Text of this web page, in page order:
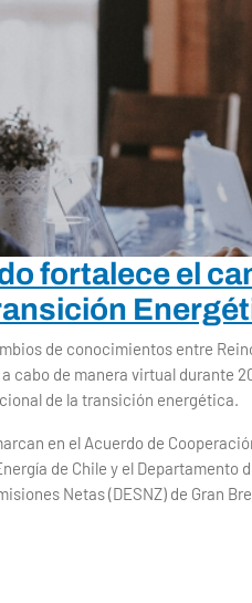
fortalece el
de conocimientos entre
cabo de manera virtual durante
de la transición energética.
en el Acuerdo de
de Chile y el Departamento
Netas (DESNZ) de Gran